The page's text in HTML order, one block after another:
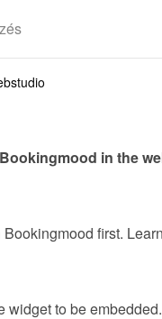
widget to be embedded.